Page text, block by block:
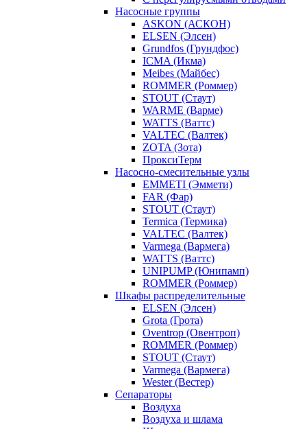
Насосные группы
ASKON (АСКОН)
ELSEN (Элсен)
Grundfos (Грундфос)
ICMA (Икма)
Meibes (Майбес)
ROMMER (Роммер)
STOUT (Стаут)
WARME (Варме)
WATTS (Ваттс)
VALTEC (Валтек)
ZOTA (Зота)
ПроксиТерм
Насосно-смесительные узлы
EMMETI (Эммети)
FAR (Фар)
STOUT (Стаут)
Termica (Термика)
VALTEC (Валтек)
Varmega (Вармега)
WATTS (Ваттс)
UNIPUMP (Юнипамп)
ROMMER (Роммер)
Шкафы распределительные
ELSEN (Элсен)
Grota (Грота)
Oventrop (Овентроп)
ROMMER (Роммер)
STOUT (Стаут)
Varmega (Вармега)
Wester (Вестер)
Сепараторы
Воздуха
Воздуха и шлама